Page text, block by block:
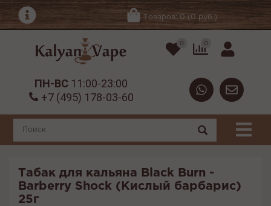
Товаров: 0 (0 руб.)
0 0
ПН-ВС 11:00-23:00
+7 (495) 178-03-60
Табак для кальяна Black Burn -
Barberry Shock (Кислый барбарис)
25г